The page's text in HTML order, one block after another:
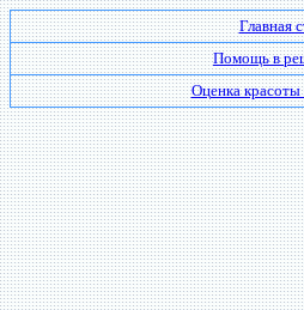
Главная
Помощь в
Оценка